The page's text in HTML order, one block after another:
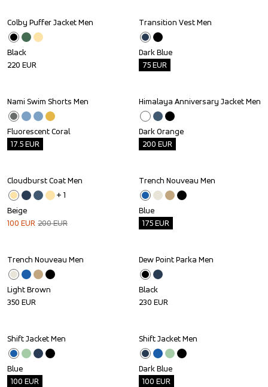
Colby Puffer Jacket Men
Black
220 EUR
Outlet
Transition Vest Men
Dark Blue
75EUR
Outlet
Nami Swim Shorts Men
Fluorescent Coral
17.5EUR
Outlet
Himalaya Anniversary Jacket Men
Dark Orange
200 EUR
Sale
Cloudburst Coat Men
+ 1
Beige
100 EUR 200EUR
Outlet
Trench Nouveau Men
Blue
175EUR
Trench Nouveau Men
Light Brown
350 EUR
Dew Point Parka Men
Black
230 EUR
Outlet
Shift Jacket Men
Blue
100 EUR
Outlet
Shift Jacket Men
Dark Blue
100 EUR